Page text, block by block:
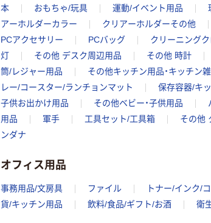
本
おもちゃ/玩具 運動/イベント用品
アーホルダーカラー
クリアーホルダーその他
PCアクセサリー
PCバッグ クリーニングク
灯
その他 デスク周辺用品 その他 時計
筒/レジャー用品
その他キッチン用品・キッチン
レー/コースター/ランチョンマット
保存容器/キ
子供お出かけ用品
その他ベビー・子供用品
用品
軍手 工具セット/工具箱 その他
ンダナ
オフィス用品
事務用品/文房具 ファイル トナー/インク/
貨/キッチン用品
飲料/食品/ギフト/お酒 衛